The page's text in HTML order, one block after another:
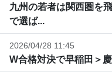
九州の若者は関西圏を
で選ば...
2026/04/28 11:45
W合格対決で早稲田＞